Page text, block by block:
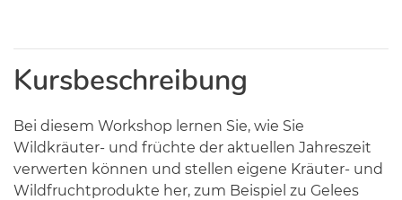
Kursbeschreibung
Bei diesem Workshop lernen Sie, wie Sie
Wildkräuter- und früchte der aktuellen Jahreszeit
verwerten können und stellen eigene Kräuter- und
Wildfruchtprodukte her, zum Beispiel zu Gelees